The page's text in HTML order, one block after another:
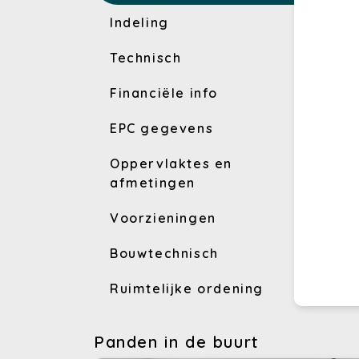
Indeling
Technisch
Financiële info
EPC gegevens
Oppervlaktes en
afmetingen
Voorzieningen
Bouwtechnisch
Ruimtelijke ordening
Panden in de buurt